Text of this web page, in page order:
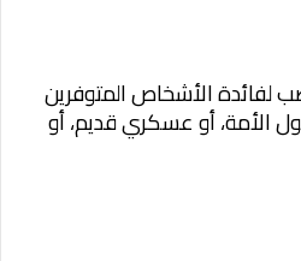
لفائدة الأشخاص المتوفرين
الأمة، أو عسكري قديم، أو